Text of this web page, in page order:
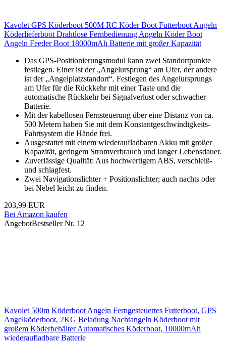
Kavolet GPS Köderboot 500M RC Köder Boot Futterboot Angeln
Köderlieferboot Drahtlose Fernbedienung Angeln Köder Boot
Angeln Feeder Boot 18000mAh Batterie mit großer Kapazität
Das GPS-Positionierungsmodul kann zwei Standortpunkte
festlegen. Einer ist der „Angelursprung“ am Ufer, der andere
ist der „Angelplatzstandort“. Festlegen des Angelursprungs
am Ufer für die Rückkehr mit einer Taste und die
automatische Rückkehr bei Signalverlust oder schwacher
Batterie.
Mit der kabellosen Fernsteuerung über eine Distanz von ca.
500 Metern haben Sie mit dem Konstantgeschwindigkeits-
Fahrtsystem die Hände frei.
Ausgestattet mit einem wiederaufladbaren Akku mit großer
Kapazität, geringem Stromverbrauch und langer Lebensdauer.
Zuverlässige Qualität: Aus hochwertigem ABS, verschleiß-
und schlagfest.
Zwei Navigationslichter + Positionslichter; auch nachts oder
bei Nebel leicht zu finden.
203,99 EUR
Bei Amazon kaufen
AngebotBestseller Nr. 12
Kavolet 500m Köderboot Angeln Ferngesteuertes Futterboot, GPS
Angelköderboot, 2KG Beladung Nachtangeln Köderboot mit
großem Köderbehälter Automatisches Köderboot, 10000mAh
wiederaufladbare Batterie